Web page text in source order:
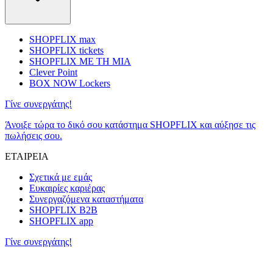
SHOPFLIX max
SHOPFLIX tickets
SHOPFLIX ΜΕ ΤΗ ΜΙΑ
Clever Point
BOX NOW Lockers
Γίνε συνεργάτης!
Άνοιξε τώρα το δικό σου κατάστημα SHOPFLIX και αύξησε τις
πωλήσεις σου.
ΕΤΑΙΡΕΙΑ
Σχετικά με εμάς
Ευκαιρίες καριέρας
Συνεργαζόμενα καταστήματα
SHOPFLIX B2B
SHOPFLIX app
Γίνε συνεργάτης!